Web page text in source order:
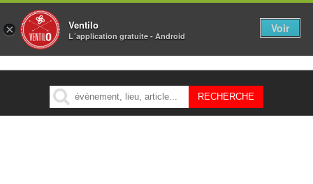
MENU
× Ventilo
L´application gratuite - Android
Voir